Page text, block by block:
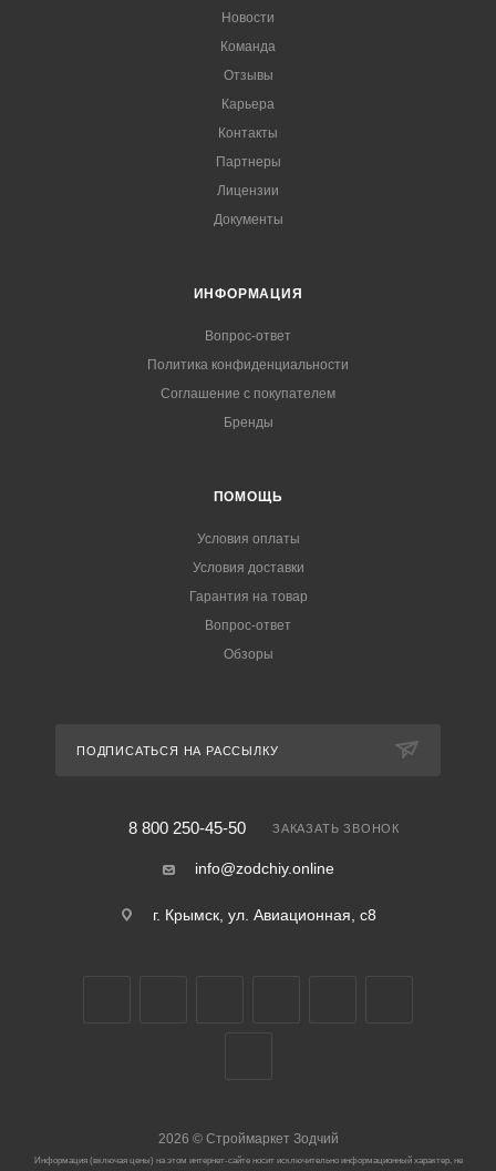
Новости
Команда
Отзывы
Карьера
Контакты
Партнеры
Лицензии
Документы
ИНФОРМАЦИЯ
Вопрос-ответ
Политика конфиденциальности
Соглашение с покупателем
Бренды
ПОМОЩЬ
Условия оплаты
Условия доставки
Гарантия на товар
Вопрос-ответ
Обзоры
ПОДПИСАТЬСЯ НА РАССЫЛКУ
8 800 250-45-50 ЗАКАЗАТЬ ЗВОНОК
info@zodchiy.online
г. Крымск, ул. Авиационная, с8
2026 ©Строймаркет Зодчий
Информация (включая цены) на этом интернет-сайте носит исключительно информационный характер, не